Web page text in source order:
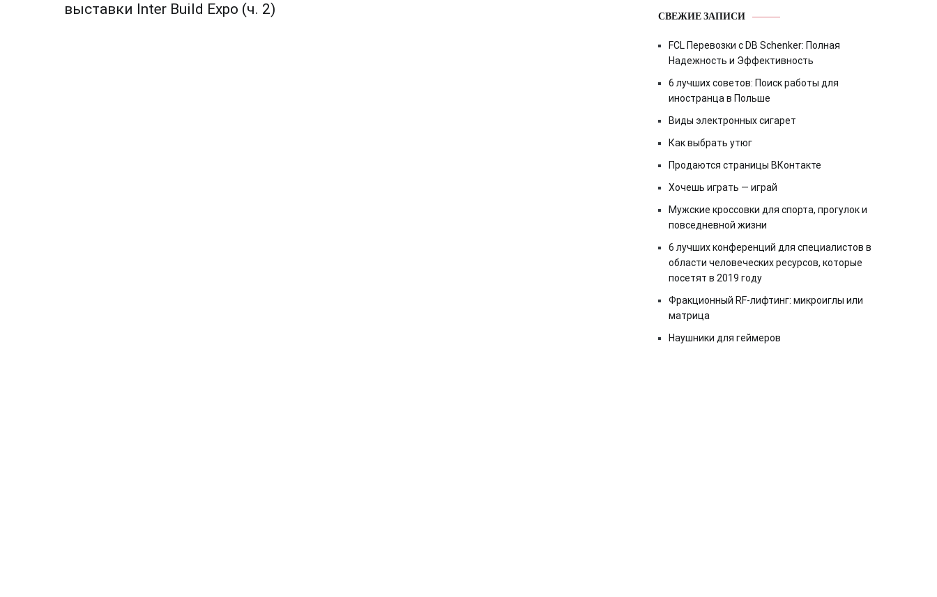
выставки Inter Build Expo (ч. 2)
СВЕЖИЕ ЗАПИСИ
FCL Перевозки с DB Schenker: Полная
Надежность и Эффективность
6 лучших советов: Поиск работы для
иностранца в Польше
Виды электронных сигарет
Как выбрать утюг
Продаются страницы ВКонтакте
Хочешь играть — играй
Мужские кроссовки для спорта, прогулок и
повседневной жизни
6 лучших конференций для специалистов в
области человеческих ресурсов, которые
посетят в 2019 году
Фракционный RF-лифтинг: микроиглы или
матрица
Наушники для геймеров